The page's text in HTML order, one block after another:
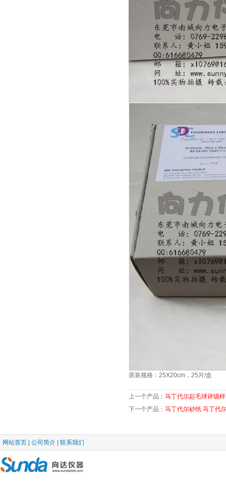
原装规格：25X20cm，25片/盒
上一个产品： 马丁代尔起毛球评级
下一个产品： 马丁代尔砂纸 马丁代
网站首页 公司简介 联系我们